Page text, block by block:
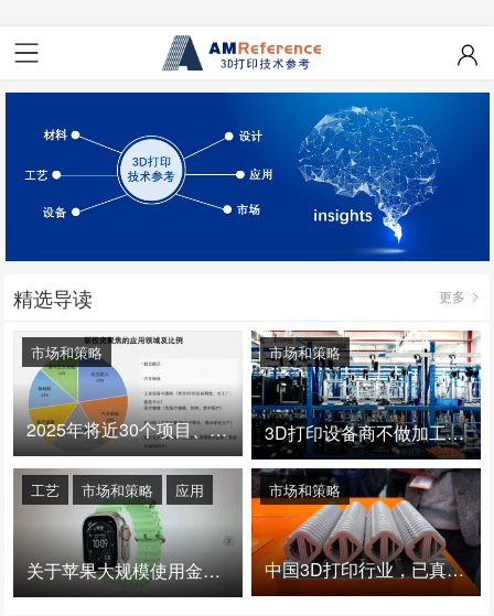
精选导读 更多
2025年将近30个项目、150亿投资：3D打印真的迎来爆发拐点了吗
市场和策略
3D打印设备商不做加工服务，就成了旁观者！
市场和策略
关于苹果大规模使用金属3D打印的思考
工艺 市场和策略 应用
中国3D打印行业，已真正进入爆发时代！
市场和策略